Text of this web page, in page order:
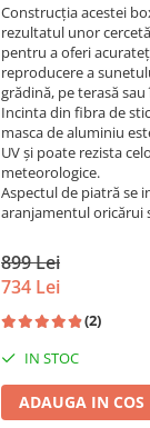
Construcția acestei
rezultatul unor
pentru a oferi
reproducere a
grădină, pe terasă
Incinta din fibra de
masca de aluminiu
UV și poate rezista
meteorologice.
Aspectul de piatră se
aranjamentul oricărui
899 Lei
734 Lei
(2)
IN STOC
ADAUGA IN COS